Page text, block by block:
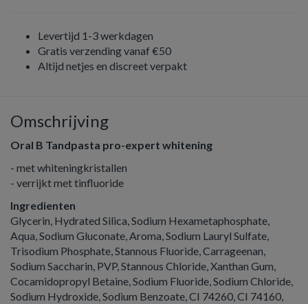
Levertijd 1-3 werkdagen
Gratis verzending vanaf €50
Altijd netjes en discreet verpakt
Omschrijving
Oral B Tandpasta pro-expert whitening
- met whiteningkristallen
- verrijkt met tinfluoride
Ingredienten
Glycerin, Hydrated Silica, Sodium Hexametaphosphate,
Aqua, Sodium Gluconate, Aroma, Sodium Lauryl Sulfate,
Trisodium Phosphate, Stannous Fluoride, Carrageenan,
Sodium Saccharin, PVP, Stannous Chloride, Xanthan Gum,
Cocamidopropyl Betaine, Sodium Fluoride, Sodium Chloride,
Sodium Hydroxide, Sodium Benzoate, CI 74260, CI 74160,